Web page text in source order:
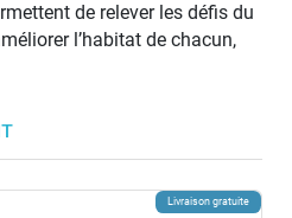
de relever les défis du
l’habitat de chacun,
Livraison gratuite